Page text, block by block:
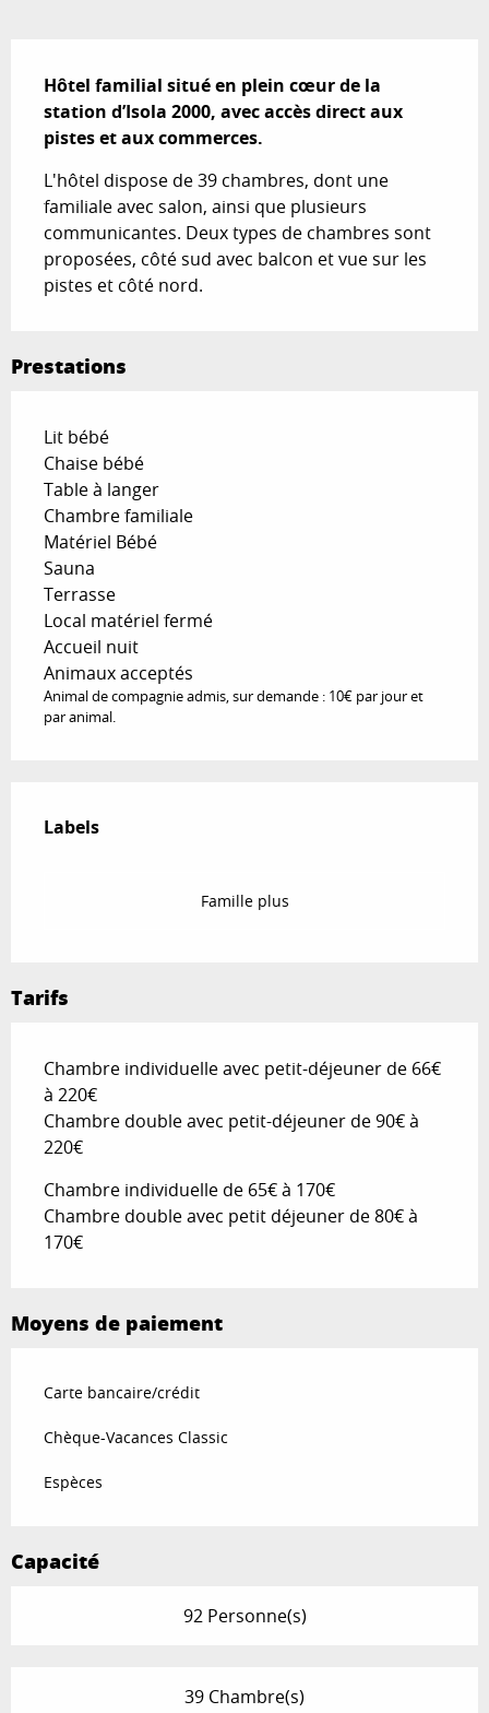
Hôtel familial situé en plein cœur de la
station d’Isola 2000, avec accès direct aux
pistes et aux commerces.
L'hôtel dispose de 39 chambres, dont une
familiale avec salon, ainsi que plusieurs
communicantes. Deux types de chambres sont
proposées, côté sud avec balcon et vue sur les
pistes et côté nord.
Prestations
Lit bébé
Chaise bébé
Table à langer
Chambre familiale
Matériel Bébé
Sauna
Terrasse
Local matériel fermé
Accueil nuit
Animaux acceptés
Animal de compagnie admis, sur demande : 10€ par jour et
par animal.
Labels
Labels
Famille plus
Tarifs
Chambre individuelle avec petit-déjeuner de 66€
à 220€
Chambre double avec petit-déjeuner de 90€ à
220€
Chambre individuelle de 65€ à 170€
Chambre double avec petit déjeuner de 80€ à
170€
Moyens de paiement
Carte bancaire/crédit
Chèque-Vacances Classic
Espèces
Capacité
92 Personne(s)
39 Chambre(s)